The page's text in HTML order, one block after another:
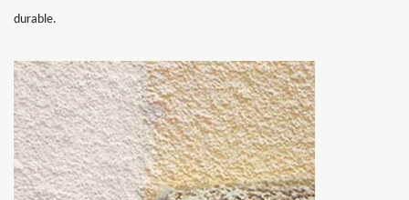
durable.